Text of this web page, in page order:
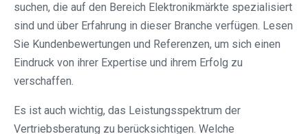
suchen, die auf den Bereich Elektronikmärkte spezialisiert
sind und über Erfahrung in dieser Branche verfügen. Lesen
Sie Kundenbewertungen und Referenzen, um sich einen
Eindruck von ihrer Expertise und ihrem Erfolg zu
verschaffen.
Es ist auch wichtig, das Leistungsspektrum der
Vertriebsberatung zu berücksichtigen. Welche